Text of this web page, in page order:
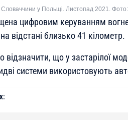
у Польщі. Листопад 2021.
цифровим керуванням
відстані близько 41 кілометр.
відзначити, що у застарілої
системи використовують